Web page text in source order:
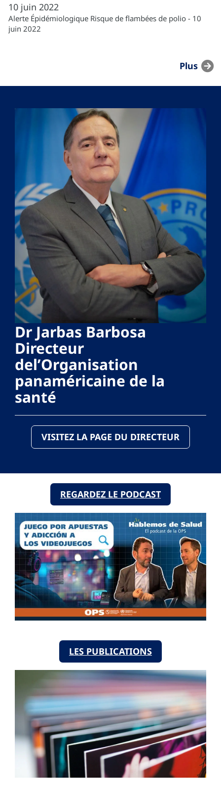
10 juin 2022
Alerte Épidémiologique Risque de flambées de polio - 10
juin 2022
Plus
Dr Jarbas Barbosa
Directeur
del’Organisation
panaméricaine de la
santé
VISITEZ LA PAGE DU DIRECTEUR
REGARDEZ LE PODCAST
LES PUBLICATIONS